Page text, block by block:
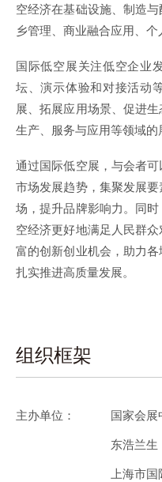
空经济在基础设施、制造
乡管理、商业融合应用、个
国际低空展关注低空企业
坛、演示体验和对接活动
展、拓展应用场景、促进
生产、服务与应用等领域的
通过国际低空展，与会者
市场发展趋势，集聚发展
场，提升品牌影响力。同
空经济更好地满足人民群
富的创新创业机会，助力
扎实推进高质量发展。
组织框架
主办单位：
国家会展
东浩兰生
上海市